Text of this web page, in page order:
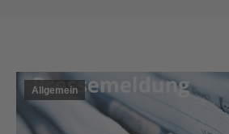
Allgemein